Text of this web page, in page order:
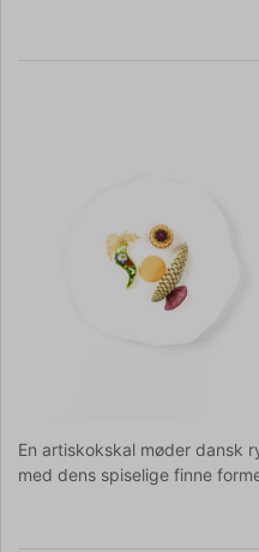
En artiskokskal møder dansk
med dens spiselige finne